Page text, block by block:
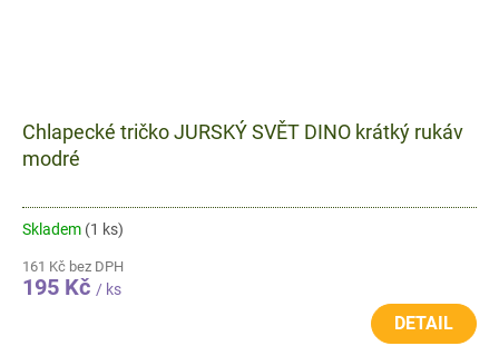
Chlapecké tričko JURSKÝ SVĚT DINO krátký rukáv
modré
Skladem (1 ks)
161 Kč bez DPH
195 Kč / ks
DETAIL